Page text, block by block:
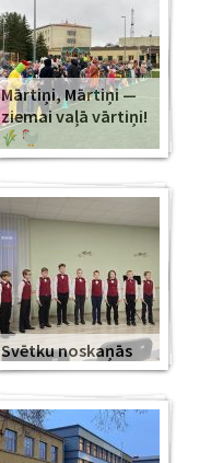
Mārtiņi, Mārtiņi —
ziemai vaļā vārtiņi!
Svētku noskaņās